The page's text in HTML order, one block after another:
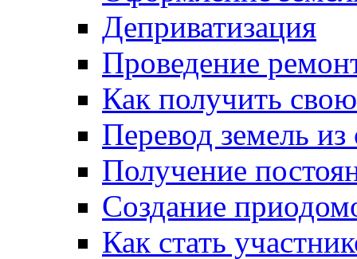
Деприватизация
Проведение
Как получить
Перевод земель
Получение
Создание
Как стать